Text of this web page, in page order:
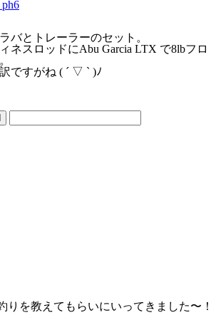
バとトレーラーのセット。
ネスロッドにAbu Garcia LTX で8lbフロ
ですがね ( ´ ▽ ` )ﾉ